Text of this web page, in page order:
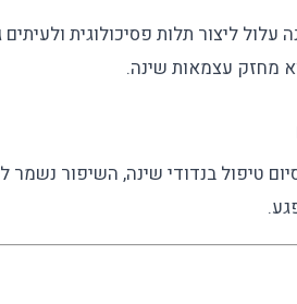
מחזק עצמאות שינה.
טיפול בנדודי שינה, השיפור